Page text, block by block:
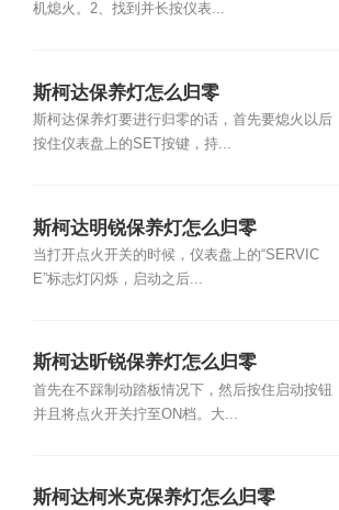
机熄火。2、找到并长按仪表...
斯柯达保养灯怎么归零
斯柯达保养灯要进行归零的话，首先要熄火以后
按住仪表盘上的SET按键，持...
斯柯达明锐保养灯怎么归零
当打开点火开关的时候，仪表盘上的“SERVIC
E”标志灯闪烁，启动之后...
斯柯达昕锐保养灯怎么归零
首先在不踩制动踏板情况下，然后按住启动按钮
并且将点火开关拧至ON档。大...
斯柯达柯米克保养灯怎么归零